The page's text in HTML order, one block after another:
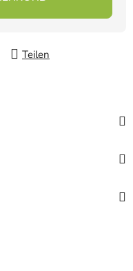
Teilen